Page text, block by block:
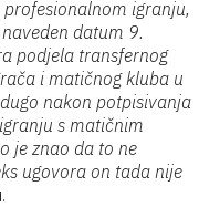
igranju,
datum 9.
podjela transfernog
i matičnog kluba u
nakon potpisivanja
s matičnim
je znao da to ne
ugovora on tada nije